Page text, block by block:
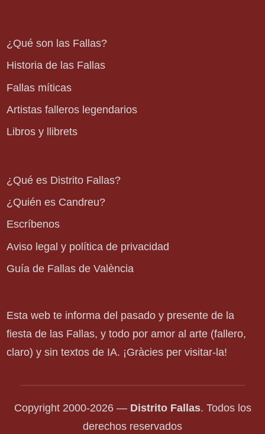
¿Qué son las Fallas?
Historia de las Fallas
Fallas míticas
Artistas falleros legendarios
Libros y llibrets
¿Qué es Distrito Fallas?
¿Quién es Candreu?
Escríbenos
Aviso legal y política de privacidad
Guía de Fallas de València
Esta web te informa del pasado y presente de la
fiesta de las Fallas, y todo por amor al arte (fallero,
claro) y sin textos de IA. ¡Gràcies per visitar-la!
Copyright 2000-2026 — Distrito Fallas. Todos los
derechos reservados